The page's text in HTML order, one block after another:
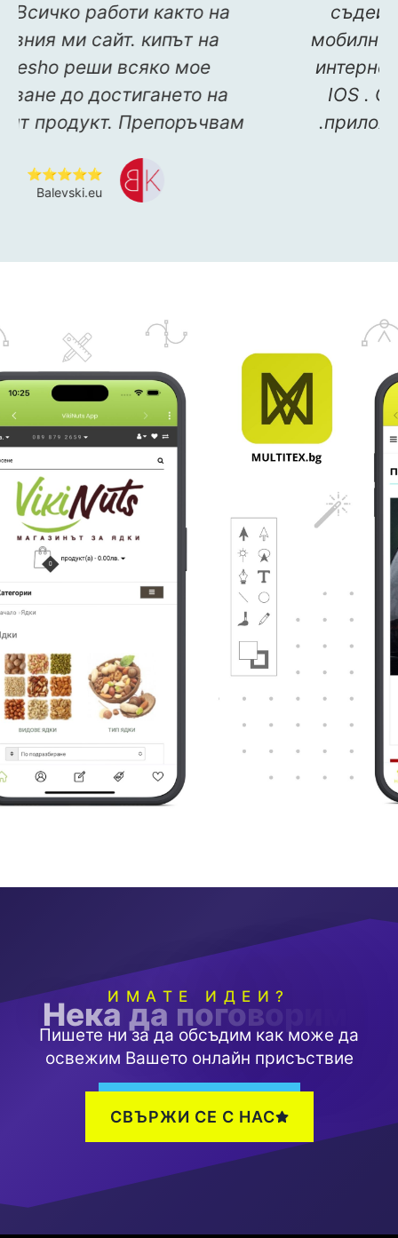
дена. Всичко работи както на
основния ми сайт. кипът на
Refresho реши всяко мое
изискване до достигането на
крайният продукт. Препоръчвам
те
ИМАТЕ ИДЕИ?
Нека да погово
Пишете ни за да обсъдим как може да
освежим Вашето онлайн присъствие
СВЪРЖИ СЕ С НАС